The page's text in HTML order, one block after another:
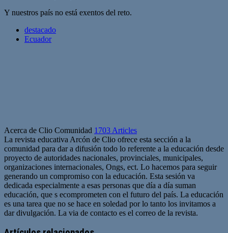
Y nuestros país no está exentos del reto.
destacado
Ecuador
Acerca de Clio Comunidad 1703 Articles
La revista educativa Arcón de Clio ofrece esta sección a la
comunidad para dar a difusión todo lo referente a la educación desde
proyecto de autoridades nacionales, provinciales, municipales,
organizaciones internacionales, Ongs, ect. Lo hacemos para seguir
generando un compromiso con la educación. Esta sesión va
dedicada especialmente a esas personas que día a día suman
educación, que s ecomprometen con el futuro del país. La educación
es una tarea que no se hace en soledad por lo tanto los invitamos a
dar divulgación. La via de contacto es el correo de la revista.
web